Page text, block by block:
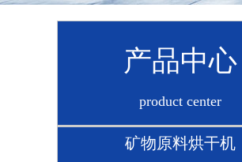
产品中心
product center
矿物原料烘干机